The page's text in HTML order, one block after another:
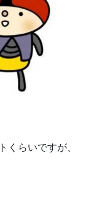
くらいですが、